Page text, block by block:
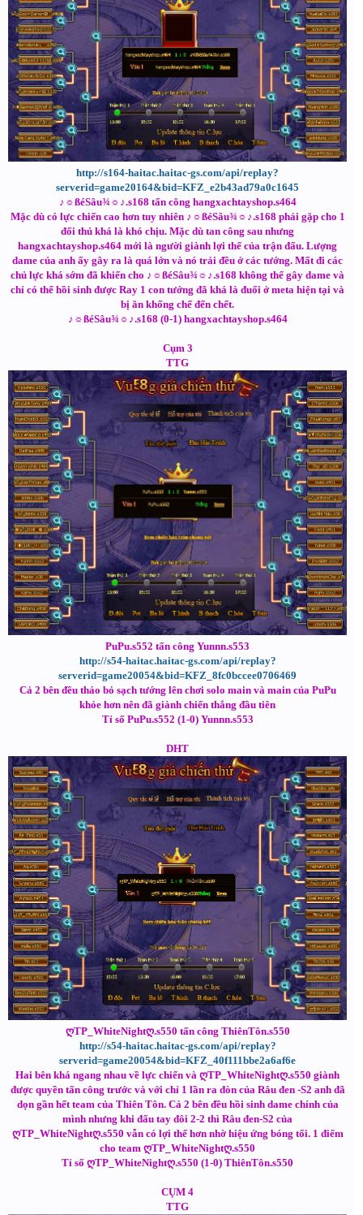
http://s164-haitac.haitac-gs.com/api/replay?
serverid=game20164&bid=KFZ_e2b43ad79a0c1645
♪☼ßéSâu¾☼♪.s168 tấn công hangxachtayshop.s464
Mặc dù có lực chiến cao hơn tuy nhiên ♪☼ßéSâu¾☼♪.s168 phải gặp cho 1
đối thủ khá là khó chịu. Mặc dù tan công sau nhưng
hangxachtayshop.s464 mới là người giành lợi thế của trận đấu. Lượng
dame của anh ấy gây ra là quá lớn và nó trải đều ở các tướng. Mất đi các
chủ lực khá sớm đã khiến cho ♪☼ßéSâu¾☼♪.s168 không thể gây dame và
chỉ có thể hồi sinh được Ray 1 con tướng đã khá là đuối ở meta hiện tại và
bị ăn khống chế đến chết.
♪☼ßéSâu¾☼♪.s168 (0-1) hangxachtayshop.s464
Cụm 3
TTG
PuPu.s552 tấn công Yunnn.s553
http://s54-haitac.haitac-gs.com/api/replay?
serverid=game20054&bid=KFZ_8fc0bccee0706469
Cả 2 bên đều tháo bỏ sạch tướng lên chơi solo main và main của PuPu
khỏe hơn nên đã giành chiến thắng đầu tiên
Tỉ số PuPu.s552 (1-0) Yunnn.s553
DHT
ღTP_WhiteNightღ.s550 tấn công ThiênTôn.s550
http://s54-haitac.haitac-gs.com/api/replay?
serverid=game20054&bid=KFZ_40f111bbe2a6af6e
Hai bên khá ngang nhau về lực chiến và ღTP_WhiteNightღ.s550 giành
được quyền tấn công trước và với chỉ 1 lần ra đòn của Râu đen -S2 anh đã
dọn gần hết team của Thiên Tôn. Cả 2 bên đều hồi sinh dame chính của
mình nhưng khi đấu tay đôi 2-2 thì Râu đen-S2 của
ღTP_WhiteNightღ.s550 vẫn có lợi thế hơn nhờ hiệu ứng bóng tối. 1 điểm
cho team ღTP_WhiteNightღ.s550
Tỉ số ღTP_WhiteNightღ.s550 (1-0) ThiênTôn.s550
CỤM 4
TTG